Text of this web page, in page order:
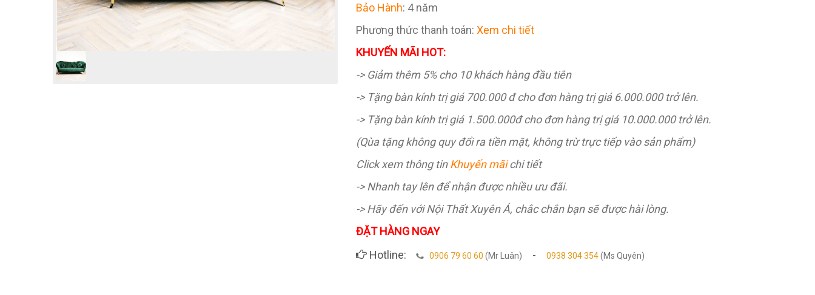
Bảo Hành: 4 năm
Phương thức thanh toán: Xem chi tiết
KHUYẾN MÃI HOT:
-> Giảm thêm 5% cho 10 khách hàng đầu tiên
-> Tặng bàn kính trị giá 700.000 đ cho đơn hàng trị giá 6.000.000 trở lên.
-> Tặng bàn kính trị giá 1.500.000đ cho đơn hàng trị giá 10.000.000 trở lên.
(Qùa tặng không quy đổi ra tiền mặt, không trừ trực tiếp vào sản phẩm)
Click xem thông tinKhuyến mãichi tiết
-> Nhanh tay lên để nhận được nhiều ưu đãi.
-> Hãy đến với Nội Thất Xuyên Á, chắc chắn bạn sẽ được hài lòng.
ĐẶT HÀNG NGAY
Hotline:
0906 79 60 60 (Mr Luân) - 0938 304 354(Ms Quyên)